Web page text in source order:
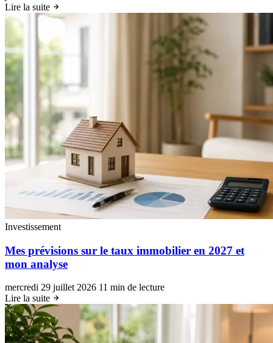
Lire la suite
Investissement
Mes prévisions sur le taux immobilier en 2027 et
mon analyse
mercredi 29 juillet 2026 11 min de lecture
Lire la suite